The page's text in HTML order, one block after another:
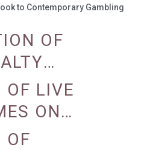
to Contemporary Gambling
OF
OF LIVE
ON
OF